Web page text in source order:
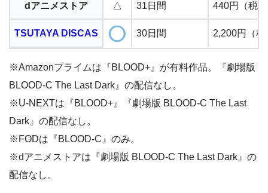
dアニメストア △ 31日間 440円（税
TSUTAYA DISCAS 30日間 2,200円（税
※Amazonプライムは『BLOOD+』が有料作品。『劇場版
BLOOD-C The Last Dark』の配信なし。
※U-NEXTは『BLOOD+』『劇場版 BLOOD-C The Last
Dark』の配信なし。
※FODは『BLOOD-C』のみ。
※dアニメストアは『劇場版 BLOOD-C The Last Dark』の
配信なし。